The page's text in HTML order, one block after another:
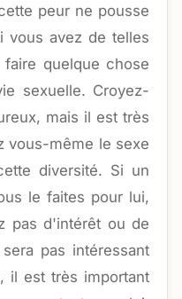
peur ne pousse
vous avez de telles
quelque chose
sexuelle. Croyez-
mais il est très
vous-même le sexe
diversité. Si un
le faites pour lui,
pas d'intérêt ou de
pas intéressant
il est très important